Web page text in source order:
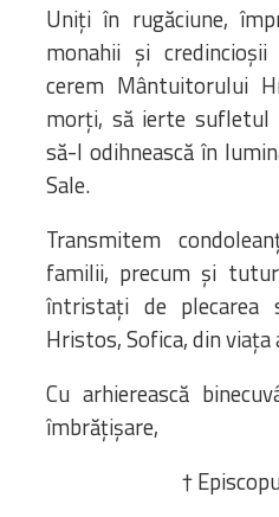
Uniți în rugăciune,
monahii și
cerem Mântuitorului
morți, să ierte sufletul
să-l odihnească în
Sale.
Transmitem
familii, precum și
întristați de plecarea
Hristos, Sofica, din viața
Cu arhierească
îmbrățișare,
†